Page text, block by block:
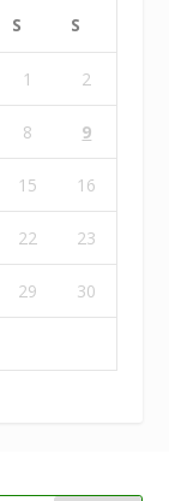
S S
1 2
8 9
15 16
22 23
29 30